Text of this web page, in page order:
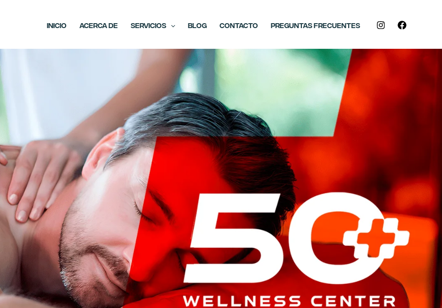
Inicio Acerca de Servicios Blog Contacto Preguntas frecuentes